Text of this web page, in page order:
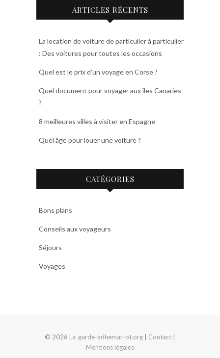
ARTICLES RÉCENTS
La location de voiture de particulier à particulier
: Des voitures pour toutes les occasions
Quel est le prix d’un voyage en Corse ?
Quel document pour voyager aux îles Canaries
?
8 meilleures villes à visiter en Espagne
Quel âge pour louer une voiture ?
CATÉGORIES
Bons plans
Conseils aux voyageurs
Séjours
Voyages
© 2026 La-garde-adhemar-ot.org Contact
Mentions légales